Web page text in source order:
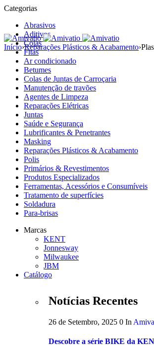
Categorias
Abrasivos
Aditivos
Colas
Fitas
Ar condicionado
Betumes
Colas de Juntas de Carroçaria
Manutenção de travões
Agentes de Limpeza
Reparações Elétricas
Juntas
Saúde e Segurança
Lubrificantes & Penetrantes
Masking
Reparações Plásticos & Acabamento
Polis
Primários & Revestimentos
Produtos Especializados
Ferramentas, Acessórios e Consumíveis
Tratamento de superfícies
Soldadura
Para-brisas
Marcas
KENT
Jonnesway
Milwaukee
JBM
Catálogo
Notícias Recentes
26 de Setembro, 2025 0 In
Descobre a série BIKE da
Início›Reparações Plásticos & Acabamento›